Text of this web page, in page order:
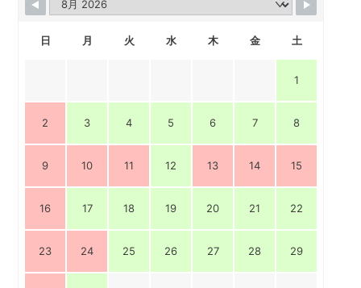
日 月 火 水 木 金 土
1
2 3 4 5 6 7 8
9 10 11 12 13 14 15
16 17 18 19 20 21 22
23 24 25 26 27 28 29